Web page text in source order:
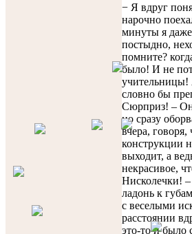
− Я вдруг
нарочно
минуты я
постыдно,
помните?
было! И не
учительницы!
словно бы
Сюрприз! –
но сразу
вчера,
конструкции
выходит, а
некрасивое,
Нисколечки!
ладонь к
с веселыми
расстоянии
это-то и было